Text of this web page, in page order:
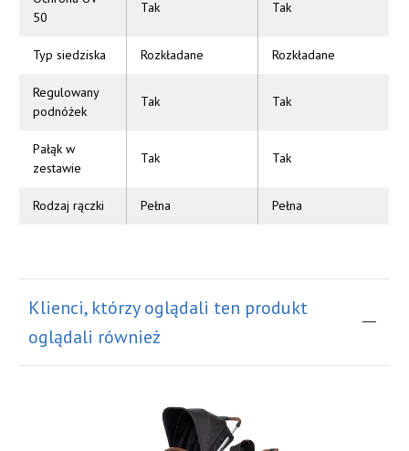
50
Tak Tak
Typ siedziska Rozkładane Rozkładane
Regulowany
podnóżek
Tak Tak
Pałąk w
zestawie
Tak Tak
Rodzaj rączki Pełna Pełna
Klienci, którzy oglądali ten produkt
oglądali również